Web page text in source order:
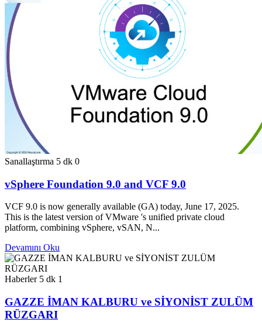
Sanallaştırma 5 dk 0
vSphere Foundation 9.0 and VCF 9.0
VCF 9.0 is now generally available (GA) today, June 17, 2025.
This is the latest version of VMware 's unified private cloud
platform, combining vSphere, vSAN, N...
Devamını Oku
Haberler 5 dk 1
GAZZE İMAN KALBURU ve SİYONİST ZULÜM
RÜZGARI